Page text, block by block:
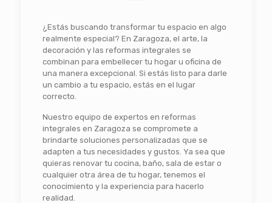
¿Estás buscando transformar tu espacio en algo
realmente especial? En Zaragoza, el arte, la
decoración y las reformas integrales se
combinan para embellecer tu hogar u oficina de
una manera excepcional. Si estás listo para darle
un cambio a tu espacio, estás en el lugar
correcto.
Nuestro equipo de expertos en reformas
integrales en Zaragoza se compromete a
brindarte soluciones personalizadas que se
adapten a tus necesidades y gustos. Ya sea que
quieras renovar tu cocina, baño, sala de estar o
cualquier otra área de tu hogar, tenemos el
conocimiento y la experiencia para hacerlo
realidad.